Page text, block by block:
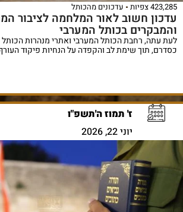
423,285 צפיות עדכונים מהכותל
עדכון חשוב לאור המלחמה לציבור
והמבקרים בכותל המערבי
לעת עתה, רחבת הכותל המערבי ואתרי מנהרות הכותל
כסדרם, תוך שימת לב והקפדה על הנחיות פיקוד
ז' תמוז ה'תשפ"ו
יוני 22, 2026